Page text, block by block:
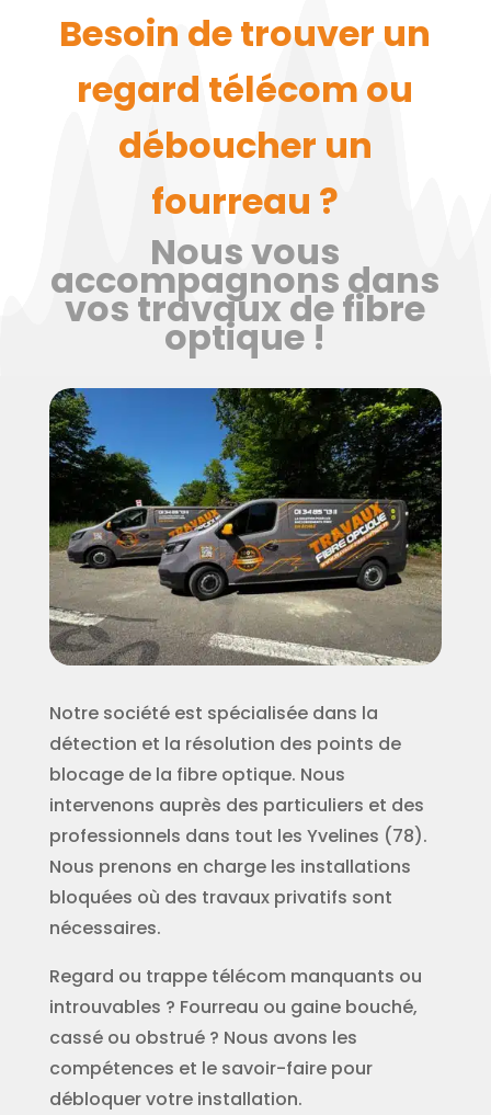
Besoin de trouver un
regard télécom ou
déboucher un
fourreau ?
Nous vous
accompagnons dans
vos travaux de fibre
optique !
Notre société est spécialisée dans la
détection et la résolution des points de
blocage de la fibre optique. Nous
intervenons auprès des particuliers et des
professionnels dans tout les Yvelines (78).
Nous prenons en charge les installations
bloquées où des travaux privatifs sont
nécessaires.
Regard ou trappe télécom manquants ou
introuvables ? Fourreau ou gaine bouché,
cassé ou obstrué ? Nous avons les
compétences et le savoir-faire pour
débloquer votre installation.